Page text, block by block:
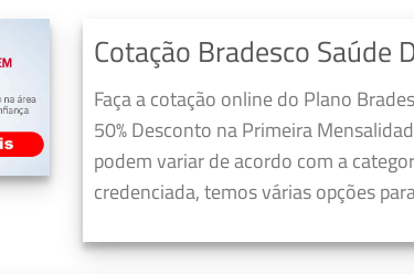
Cotação Bradesco Saúde
Faça a cotação online do Plano
50% Desconto na Primeira
podem variar de acordo com a
credenciada, temos várias opções